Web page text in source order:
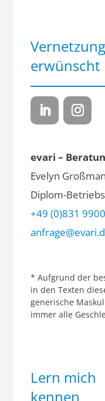
Vernetzung
erwünscht
evari –
Evelyn
Diplom-
+49 (0)831
* Aufgrund der
in den Texten
generische
immer alle
Lern mich
kennen